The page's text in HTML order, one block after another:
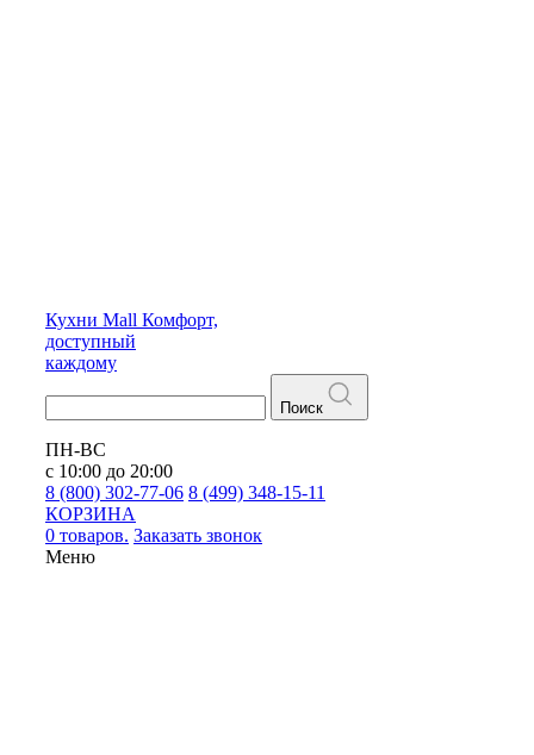
Кухни Mall Комфорт,
доступный
каждому
Поиск
ПН-ВС
с 10:00 до 20:00
8 (800) 302-77-06 8 (499) 348-15-11
КОРЗИНА
0 товаров. Заказать звонок
Меню